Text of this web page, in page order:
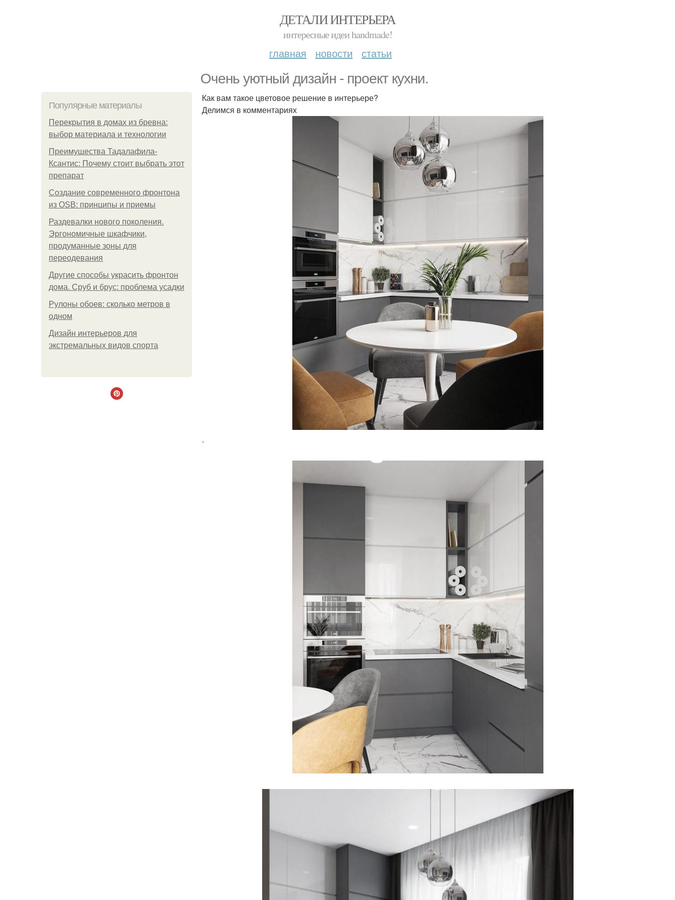
ДЕТАЛИ ИНТЕРЬЕРА
интересные идеи handmade!
главная новости статьи
Очень уютный дизайн - проект кухни.
Популярные материалы
Перекрытия в домах из бревна:
выбор материала и технологии
Преимущества Тадалафила-
Ксантис: Почему стоит выбрать этот
препарат
Создание современного фронтона
из OSB: принципы и приемы
Раздевалки нового поколения.
Эргономичные шкафчики,
продуманные зоны для
переодевания
Другие способы украсить фронтон
дома. Сруб и брус: проблема усадки
Рулоны обоев: сколько метров в
одном
Дизайн интерьеров для
экстремальных видов спорта
Как вам такое цветовое решение в интерьере?
Делимся в комментариях
.